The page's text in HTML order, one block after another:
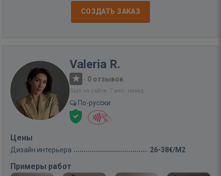
СОЗДАТЬ ЗАКАЗ
Valeria R.
· 0 отзывов
Был на сайте: 7 мес. назад
По-русски
Цены
Дизайн интерьера 26-38€/M2
Примеры работ